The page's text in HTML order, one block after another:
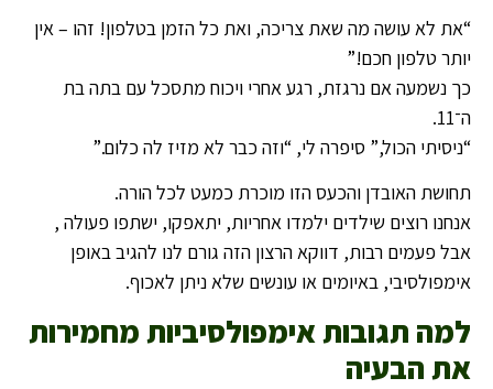
“את לא עושה מה שאת צריכה, ואת כל הזמן בטלפון! זהו – אין
יותר טלפון חכם!”
כך נשמעה אם נרגזת, רגע אחרי ויכוח מתסכל עם בתה בת
ה־11.
“ניסיתי הכול,” סיפרה לי, “וזה כבר לא מזיז לה כלום.”
תחושת האובדן והכעס הזו מוכרת כמעט לכל הורה.
אנחנו רוצים שילדים ילמדו אחריות, יתאפקו, ישתפו פעולה ,
אבל פעמים רבות, דווקא הרצון הזה גורם לנו להגיב באופן
אימפולסיבי, באיומים או עונשים שלא ניתן לאכוף.
למה תגובות אימפולסיביות מחמירות
את הבעיה